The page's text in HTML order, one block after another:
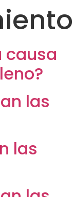
causa
las
las